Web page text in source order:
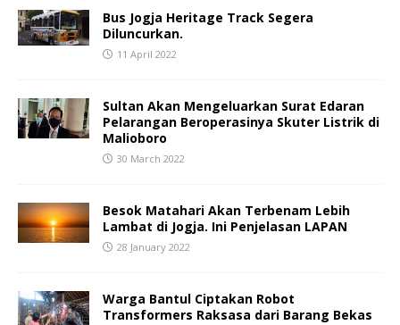
Bus Jogja Heritage Track Segera
Diluncurkan.
11 April 2022
Sultan Akan Mengeluarkan Surat Edaran
Pelarangan Beroperasinya Skuter Listrik di
Malioboro
30 March 2022
Besok Matahari Akan Terbenam Lebih
Lambat di Jogja. Ini Penjelasan LAPAN
28 January 2022
Warga Bantul Ciptakan Robot
Transformers Raksasa dari Barang Bekas